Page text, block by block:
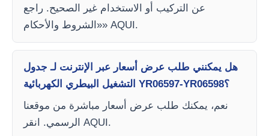
عن التركيب أو الاستخدام غير الصحيح. راجع
«الشروط والأحكام» AQUI.
هل يمكنني طلب عرض أسعار عبر الإنترنت لـ جدول
التشغيل البيطري الكهربائية YR06597-YR06598؟
نعم، يمكنك طلب عرض أسعار مباشرة من موقعنا
الرسمي. انقر AQUI.